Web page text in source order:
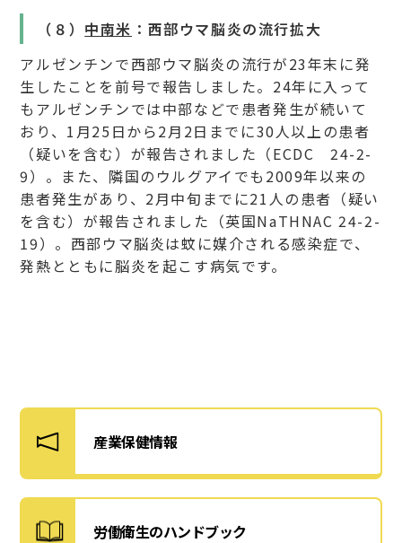
（８） 中南米 ：西部ウマ脳炎の流行拡大
アルゼンチンで西部ウマ脳炎の流行が23年末に発
生したことを前号で報告しました。24年に入って
もアルゼンチンでは中部などで患者発生が続いて
おり、1月25日から2月2日までに30人以上の患者
（疑いを含む）が報告されました（ECDC 24-2-
9）。また、隣国のウルグアイでも2009年以来の
患者発生があり、2月中旬までに21人の患者（疑い
を含む）が報告されました（英国NaTHNAC 24-2-
19）。西部ウマ脳炎は蚊に媒介される感染症で、
発熱とともに脳炎を起こす病気です。
産業保健情報
労働衛生のハンドブック